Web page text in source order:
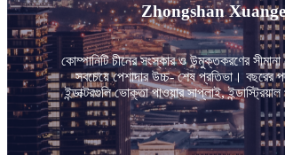
Zhongshan Xuange
কোম্পানিটি চীনের সংস্কার ও উন্মুক্তকরণের
সবচেয়ে পেশাদার উচ্চ- শেষ প্রতিভা। বছরের
ইন্ডাক্টরগুলি ভোক্তা পাওয়ার সাপ্লাই,